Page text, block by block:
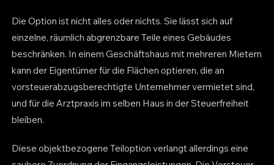
Die Option ist nicht alles oder nichts. Sie lässt sich auf
einzelne, räumlich abgrenzbare Teile eines Gebäudes
beschränken. In einem Geschäftshaus mit mehreren Mietern
kann der Eigentümer für die Flächen optieren, die an
vorsteuerabzugsberechtigte Unternehmer vermietet sind,
und für die Arztpraxis im selben Haus in der Steuerfreiheit
bleiben.
Diese objektbezogene Teiloption verlangt allerdings eine